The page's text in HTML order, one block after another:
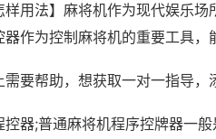
样用法】麻将机作为现代娱乐
作为控制麻将机的重要工具，
要帮助，想获取一对一指导，
控器;普通麻将机程序控牌器一